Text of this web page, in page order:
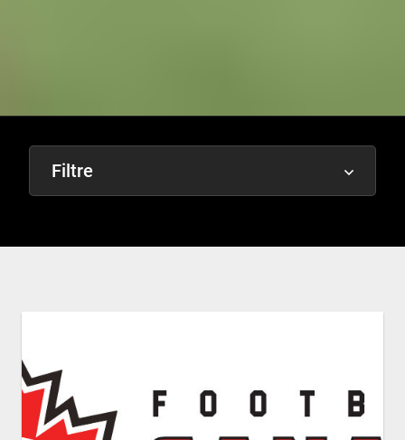
Filtre